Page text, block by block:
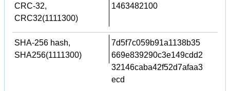
CRC-32,
CRC32(1111300)
1463482100
SHA-256 hash,
SHA256(1111300)
7d5f7c059b91a1138b35
669e839290c3e149cdd2
32146caba42f52d7afaa3
ecd